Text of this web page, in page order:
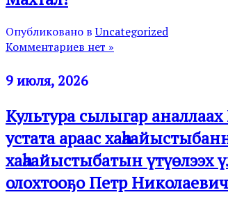
Опубликовано вUncategorized
Комментариев нет »
9 июля, 2026
Культура сылыгар
устата араас
хаһаайыстыбатын үтүөлээх
олохтооҕо Петр